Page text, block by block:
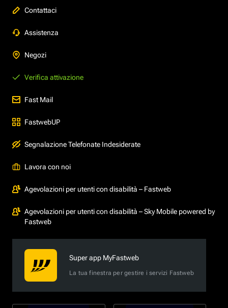
Contattaci
Assistenza
Negozi
Verifica attivazione
Fast Mail
FastwebUP
Segnalazione Telefonate Indesiderate
Lavora con noi
Agevolazioni per utenti con disabilità – Fastweb
Agevolazioni per utenti con disabilità – Sky Mobile powered by
Fastweb
Super app MyFastweb
La tua finestra per gestire i servizi Fastweb